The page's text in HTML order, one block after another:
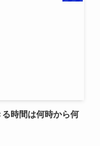
時間は何時から何